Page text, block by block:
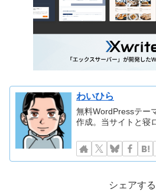
わいひら
無料WordPressテー
作成。当サイトと寝
シェアする